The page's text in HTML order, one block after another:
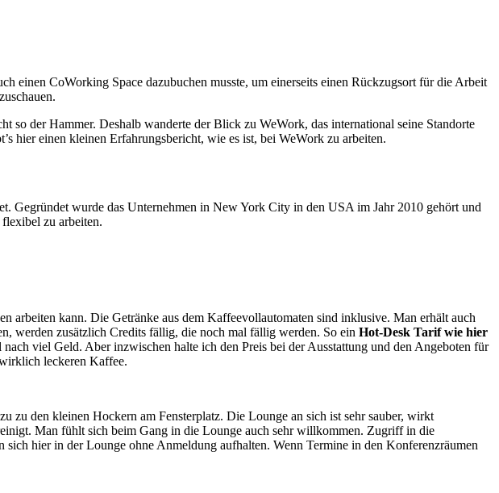
einen CoWorking Space dazubuchen musste, um einerseits einen Rückzugsort für die Arbeit
der Hammer. Deshalb wanderte der Blick zu WeWork, das international seine Standorte
hier einen kleinen Erfahrungsbericht, wie es ist, bei WeWork zu arbeiten.
Gegründet wurde das Unternehmen in New York City in den USA im Jahr 2010 gehört und
zu arbeiten.
arbeiten kann. Die Getränke aus dem Kaffeevollautomaten sind inklusive. Man erhält auch
werden zusätzlich Credits fällig, die noch mal fällig werden. So ein Hot-Desk Tarif wie hier
viel Geld. Aber inzwischen halte ich den Preis bei der Ausstattung und den Angeboten für
leckeren Kaffee.
zu den kleinen Hockern am Fensterplatz. Die Lounge an sich ist sehr sauber, wirkt
Man fühlt sich beim Gang in die Lounge auch sehr willkommen. Zugriff in die
hier in der Lounge ohne Anmeldung aufhalten. Wenn Termine in den Konferenzräumen